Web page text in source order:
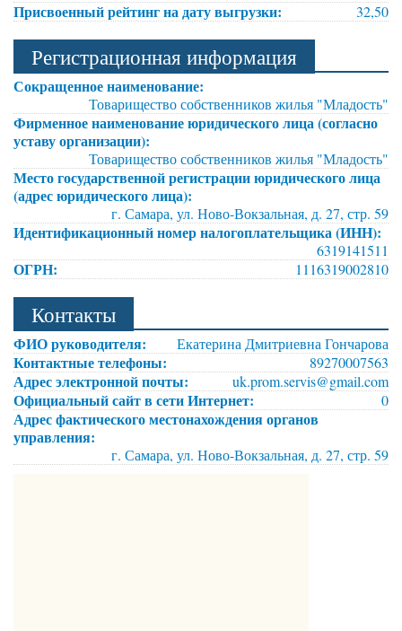
Присвоенный рейтинг на дату выгрузки: 32,50
Регистрационная информация
Сокращенное наименование:
Товарищество собственников жилья "Младость"
Фирменное наименование юридического лица (согласно
уставу организации):
Товарищество собственников жилья "Младость"
Место государственной регистрации юридического лица
(адрес юридического лица):
г. Самара, ул. Ново-Вокзальная, д. 27, стр. 59
Идентификационный номер налогоплательщика (ИНН):
6319141511
ОГРН: 1116319002810
Контакты
ФИО руководителя: Екатерина Дмитриевна Гончарова
Контактные телефоны: 89270007563
Адрес электронной почты: uk.prom.servis@gmail.com
Официальный сайт в сети Интернет: 0
Адрес фактического местонахождения органов
управления:
г. Самара, ул. Ново-Вокзальная, д. 27, стр. 59